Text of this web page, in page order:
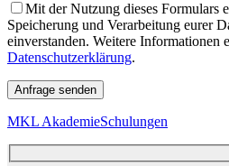
Mit der Nutzung dieses Formulars
Speicherung und Verarbeitung eurer
einverstanden. Weitere Informationen
Datenschutzerklärung.
MKL AkademieSchulungen